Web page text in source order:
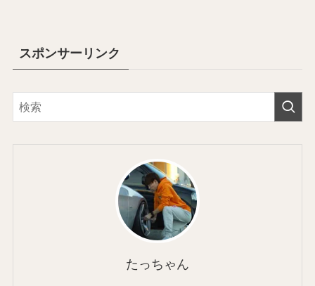
スポンサーリンク
たっちゃん